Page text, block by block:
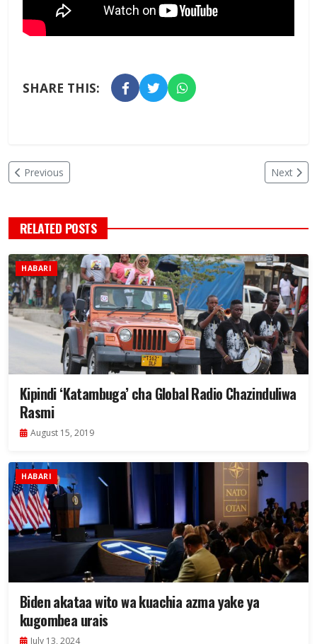
SHARE THIS:
Previous Next
RELATED POSTS
HABARI
Kipindi ‘Katambuga’ cha Global Radio Chazinduliwa
Rasmi
August 15, 2019
HABARI
Biden akataa wito wa kuachia azma yake ya
kugombea urais
July 13, 2024